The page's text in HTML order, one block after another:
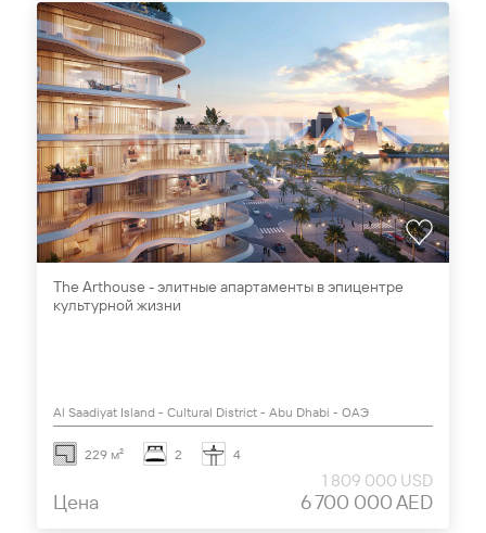
The Arthouse - элитные апартаменты в эпицентре
культурной жизни
Al Saadiyat Island - Cultural District - Abu Dhabi - ОАЭ
229 м² 2 4
Цена
1 809 000 USD
6 700 000 AED